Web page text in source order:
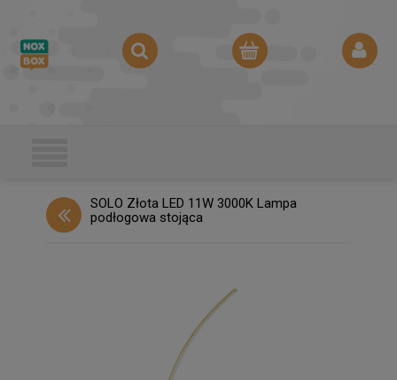
SOLO Złota LED 11W 3000K Lampa
podłogowa stojąca